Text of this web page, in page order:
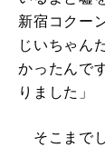
新宿コクー
じいちゃん
かったんで
りました」
そこまで